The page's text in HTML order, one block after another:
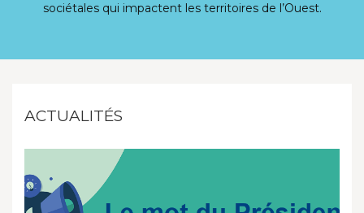
sociétales qui impactent les territoires de l’Ouest.
ACTUALITÉS